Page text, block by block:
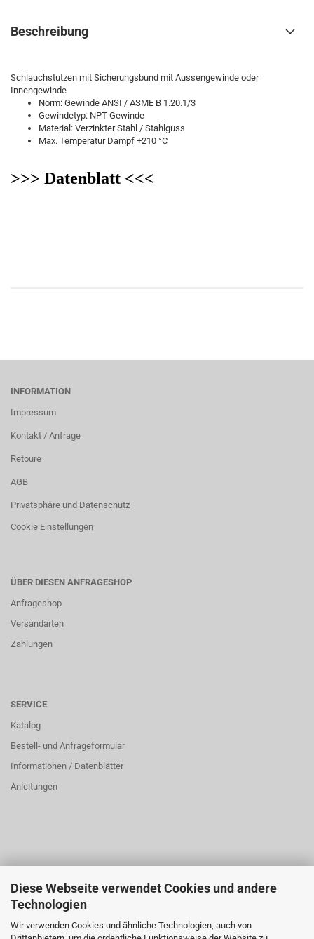
Diese Webseite verwendet Cookies und andere
Technologien
Wir verwenden Cookies und ähnliche Technologien, auch von
Beschreibung
Schlauchstutzen mit Sicherungsbund mit Aussengewinde oder
Innengewinde
Norm: Gewinde ANSI / ASME B 1.20.1/3
Gewindetyp: NPT-Gewinde
Material: Verzinkter Stahl / Stahlguss
Max. Temperatur Dampf +210 °C
>>> Datenblatt <<<
INFORMATION
Impressum
Kontakt / Anfrage
Retoure
AGB
Privatsphäre und Datenschutz
Cookie Einstellungen
ÜBER DIESEN ANFRAGESHOP
Anfrageshop
Versandarten
Zahlungen
SERVICE
Katalog
Bestell- und Anfrageformular
Informationen / Datenblätter
Anleitungen
ÜBER UNS
Öffnungszeiten:
Montag bis Donnerstag: 8:00 bis 16:00 Uhr